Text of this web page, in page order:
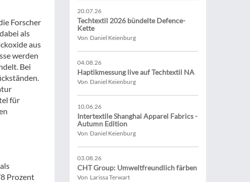
Forscher
als
aus
werden
Bei
für
Prozent
20.07.26
Techtextil 2026 bündelte Defence-
Kette
Von Daniel Keienburg
04.08.26
Haptikmessung live auf Techtextil NA
Von Daniel Keienburg
10.06.26
Intertextile Shanghai Apparel Fabrics -
Autumn Edition
Von Daniel Keienburg
03.08.26
CHT Group: Umweltfreundlich färben
Von Larissa Terwart